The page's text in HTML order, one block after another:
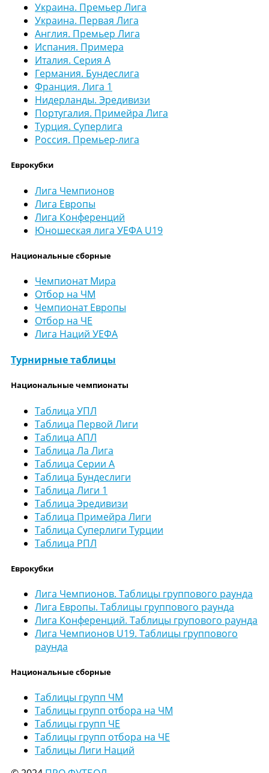
Украина. Премьер Лига
Украина. Первая Лига
Англия. Премьер Лига
Испания. Примера
Италия. Серия А
Германия. Бундеслига
Франция. Лига 1
Нидерланды. Эредивизи
Португалия. Примейра Лига
Турция. Суперлига
Россия. Премьер-лига
Еврокубки
Лига Чемпионов
Лига Европы
Лига Конференций
Юношеская лига УЕФА U19
Национальные сборные
Чемпионат Мира
Отбор на ЧМ
Чемпионат Европы
Отбор на ЧЕ
Лига Наций УЕФА
Турнирные таблицы
Национальные чемпионаты
Таблица УПЛ
Таблица Первой Лиги
Таблица АПЛ
Таблица Ла Лига
Таблица Серии А
Таблица Бундеслиги
Таблица Лиги 1
Таблица Эредивизи
Таблица Примейра Лиги
Таблица Суперлиги Турции
Таблица РПЛ
Еврокубки
Лига Чемпионов. Таблицы группового раунда
Лига Европы. Таблицы группового раунда
Лига Конференций. Таблицы групового раунда
Лига Чемпионов U19. Таблицы группового
раунда
Национальные сборные
Таблицы групп ЧМ
Таблицы групп отбора на ЧМ
Таблицы групп ЧЕ
Таблицы групп отбора на ЧЕ
Таблицы Лиги Наций